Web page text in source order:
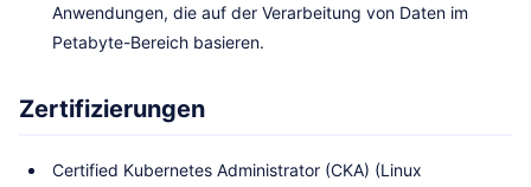
Anwendungen, die auf der Verarbeitung von Daten im
Petabyte-Bereich basieren.
Zertifizierungen
Certified Kubernetes Administrator (CKA) (Linux